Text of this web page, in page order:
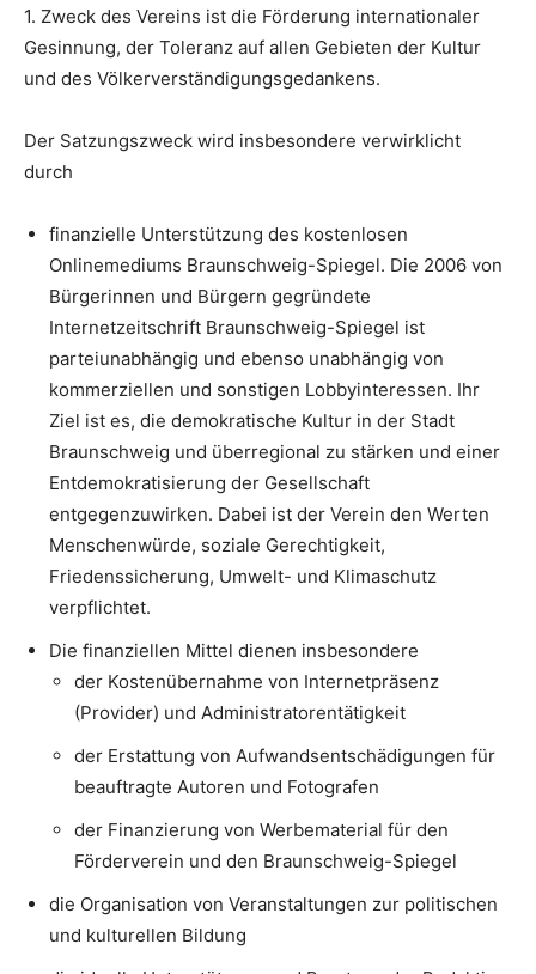
1. Zweck des Vereins ist die Förderung internationaler
Gesinnung, der Toleranz auf allen Gebieten der Kultur
und des Völkerverständigungsgedankens.
Der Satzungszweck wird insbesondere verwirklicht
durch
finanzielle Unterstützung des kostenlosen
Onlinemediums Braunschweig-Spiegel. Die 2006 von
Bürgerinnen und Bürgern gegründete
Internetzeitschrift Braunschweig-Spiegel ist
parteiunabhängig und ebenso unabhängig von
kommerziellen und sonstigen Lobbyinteressen. Ihr
Ziel ist es, die demokratische Kultur in der Stadt
Braunschweig und überregional zu stärken und einer
Entdemokratisierung der Gesellschaft
entgegenzuwirken. Dabei ist der Verein den Werten
Menschenwürde, soziale Gerechtigkeit,
Friedenssicherung, Umwelt- und Klimaschutz
verpflichtet.
Die finanziellen Mittel dienen insbesondere
der Kostenübernahme von Internetpräsenz
(Provider) und Administratorentätigkeit
der Erstattung von Aufwandsentschädigungen für
beauftragte Autoren und Fotografen
der Finanzierung von Werbematerial für den
Förderverein und den Braunschweig-Spiegel
die Organisation von Veranstaltungen zur politischen
und kulturellen Bildung